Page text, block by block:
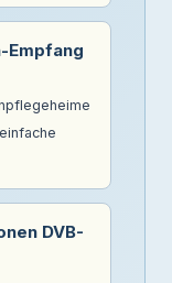
Empfang
DVB-